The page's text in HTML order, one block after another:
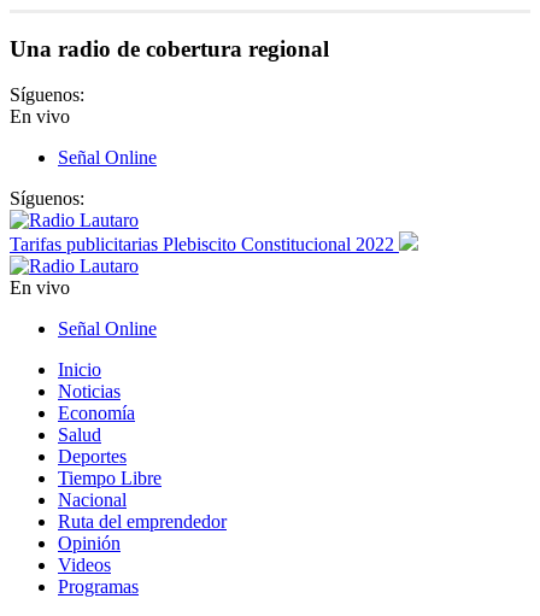
Una radio de cobertura regional
Síguenos:
En vivo
Señal Online
Síguenos:
Tarifas publicitarias Plebiscito Constitucional 2022
En vivo
Señal Online
Inicio
Noticias
Economía
Salud
Deportes
Tiempo Libre
Nacional
Ruta del emprendedor
Opinión
Videos
Programas